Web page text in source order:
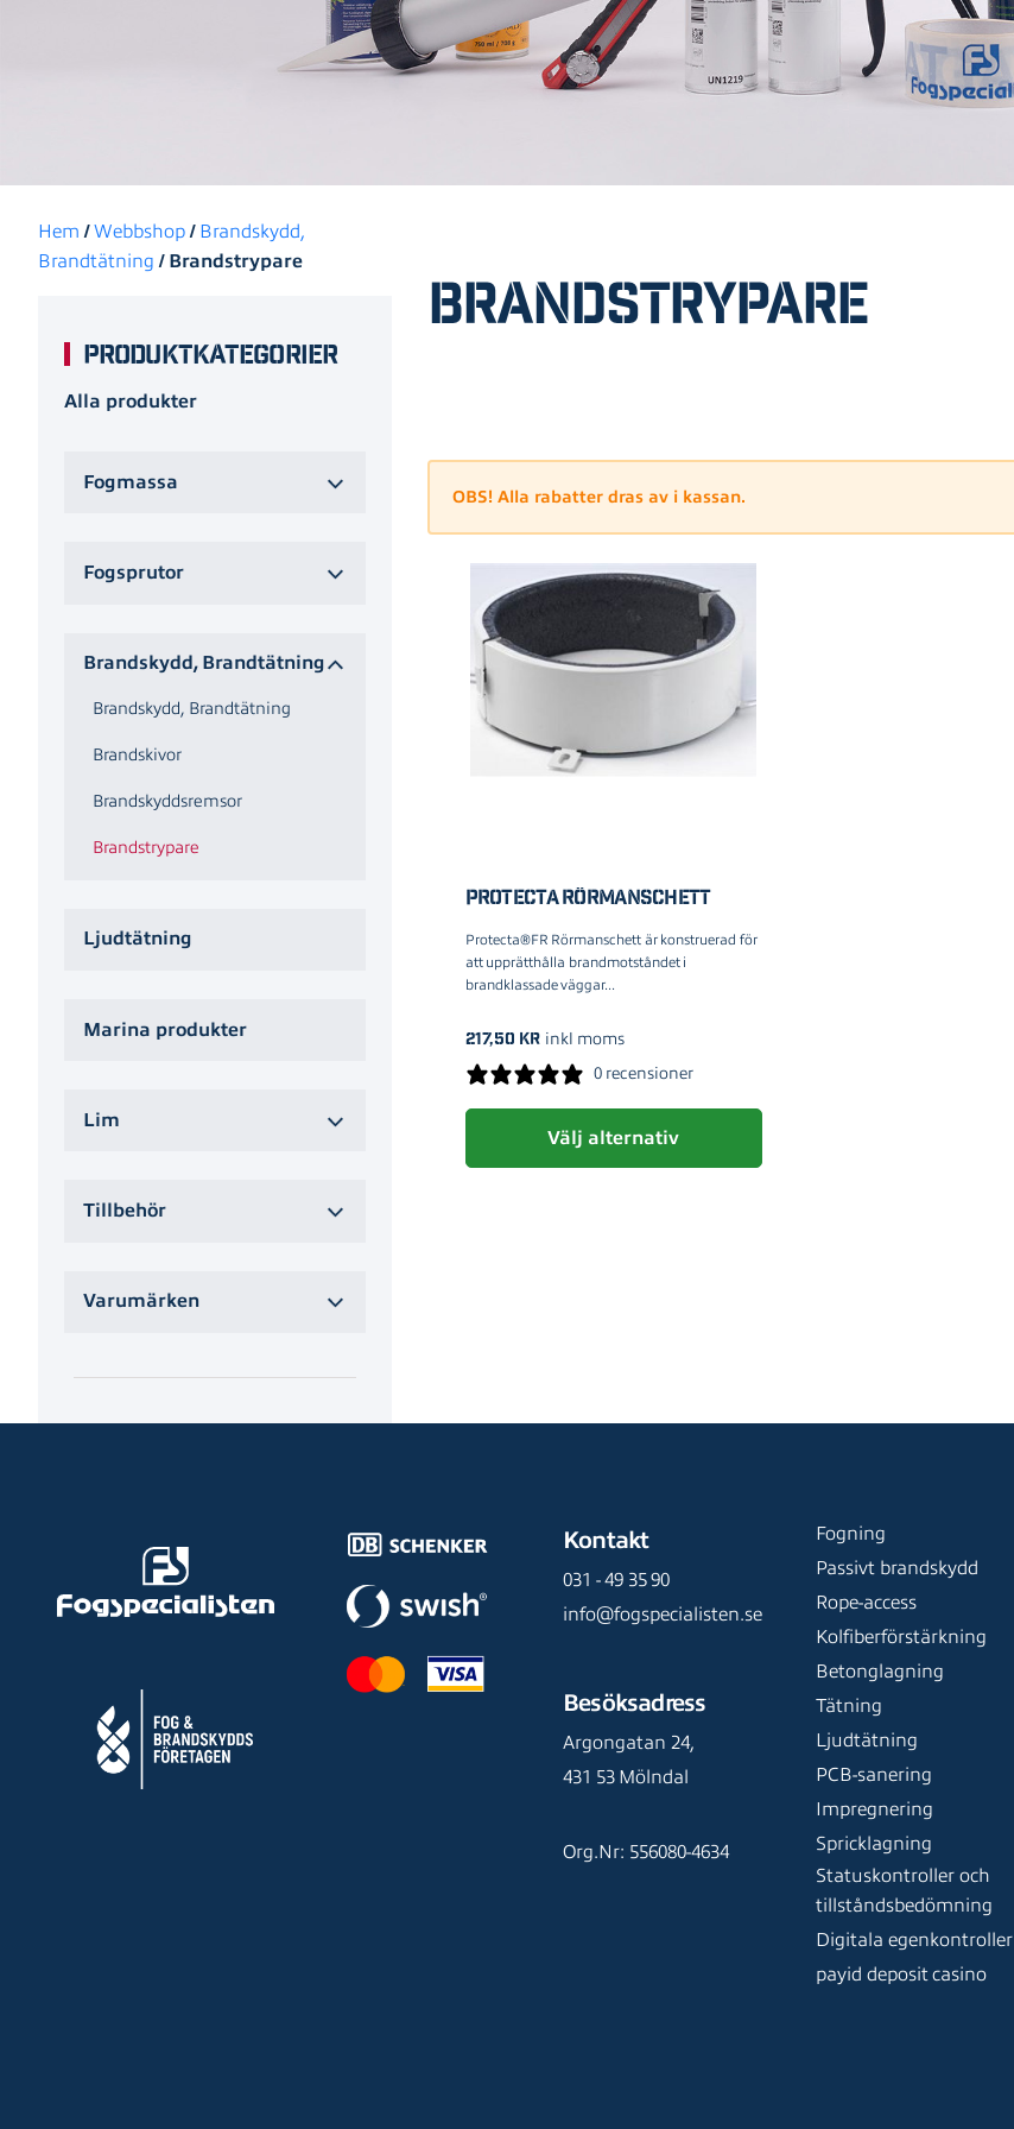
Hem /Webbshop/ Brandskydd,
Brandtätning / Brandstrypare
Produktkategorier
Alla produkter
Fogmassa
Fogsprutor
Brandskydd, Brandtätning
Brandskydd, Brandtätning
Brandskivor
Brandskyddsremsor
Brandstrypare
Ljudtätning
Marina produkter
Lim
Tillbehör
Varumärken
Brandstrypare
OBS! Alla rabatter dras av i kassan.
PROTECTA RÖRMANSCHETT
Protecta®FR Rörmanschett är konstruerad för
att upprätthålla brandmotståndet i
brandklassade väggar...
217,50 kr inkl moms
0 recensioner
Välj alternativ
Kontakt
031 - 49 35 90
info@fogspecialisten.se
Besöksadress
Argongatan 24,
431 53 Mölndal
Org.Nr: 556080-4634
Fogning
Passivt brandskydd
Rope-access
Kolfiberförstärkning
Betonglagning
Tätning
Ljudtätning
PCB-sanering
Impregnering
Spricklagning
Statuskontroller och
tillståndsbedömning
Digitala egenkontroller
payid deposit casino